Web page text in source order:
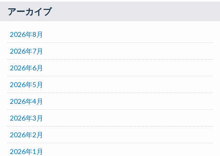
アーカイブ
2026年8月
2026年7月
2026年6月
2026年5月
2026年4月
2026年3月
2026年2月
2026年1月